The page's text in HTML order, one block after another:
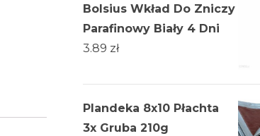
Bolsius Wkład Do Zniczy
Parafinowy Biały 4 Dni
3.89 zł
Plandeka 8x10 Płachta
3x Gruba 210g